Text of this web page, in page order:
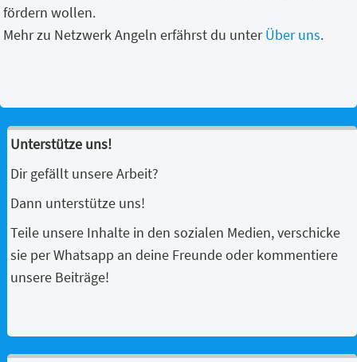
fördern wollen.
Mehr zu Netzwerk Angeln erfährst du unterÜber uns.
Unterstütze uns!
Dir gefällt unsere Arbeit?
Dann unterstütze uns!
Teile unsere Inhalte in den sozialen Medien, verschicke
sie per Whatsapp an deine Freunde oder kommentiere
unsere Beiträge!